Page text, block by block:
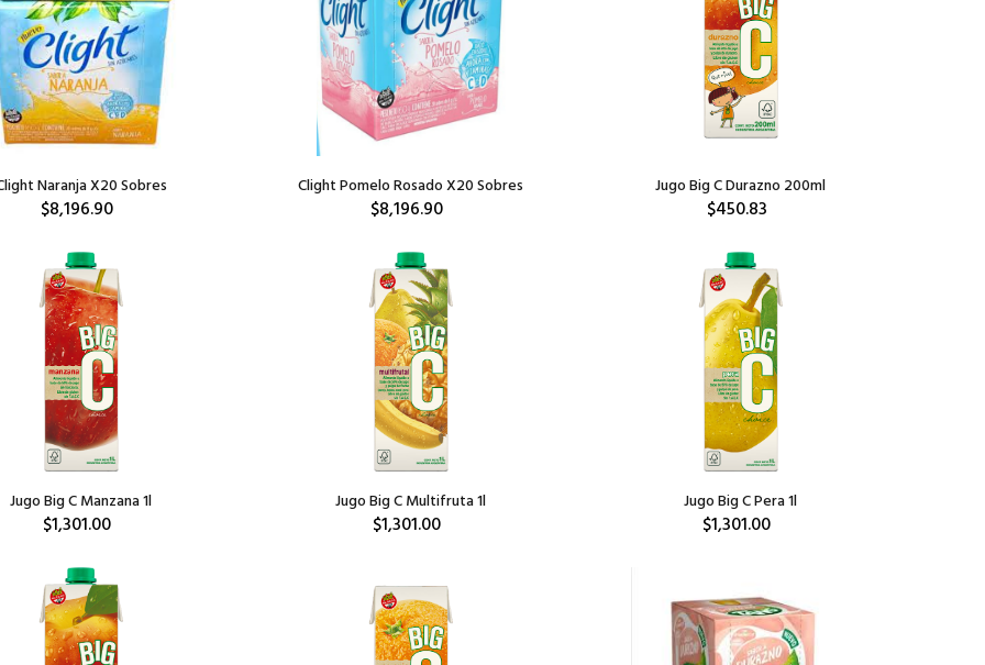
Naranja X20 Sobres
$8,196.90
Clight Pomelo Rosado X20 Sobres
$8,196.90
Jugo Big C Durazno 200ml
$450.83
Jugo Big C Manzana 1l
$1,301.00
Jugo Big C Multifruta 1l
$1,301.00
Jugo Big C Pera 1l
$1,301.00